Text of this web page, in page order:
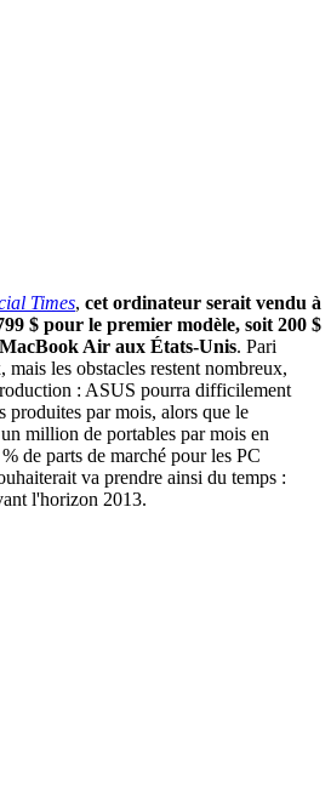
Times, cet ordinateur serait vendu à
$ pour le premier modèle, soit 200 $
Air aux États-Unis. Pari
les obstacles restent nombreux,
: ASUS pourra difficilement
produites par mois, alors que le
million de portables par mois en
de parts de marché pour les PC
va prendre ainsi du temps :
l'horizon 2013.